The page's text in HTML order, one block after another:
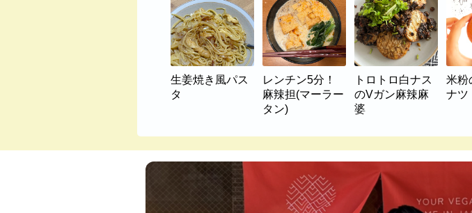
生姜焼き風パス
タ
レンチン5分！
麻辣担(マーラー
タン)
トロトロ白ナス
のVガン麻辣麻
婆
米粉
ナツ